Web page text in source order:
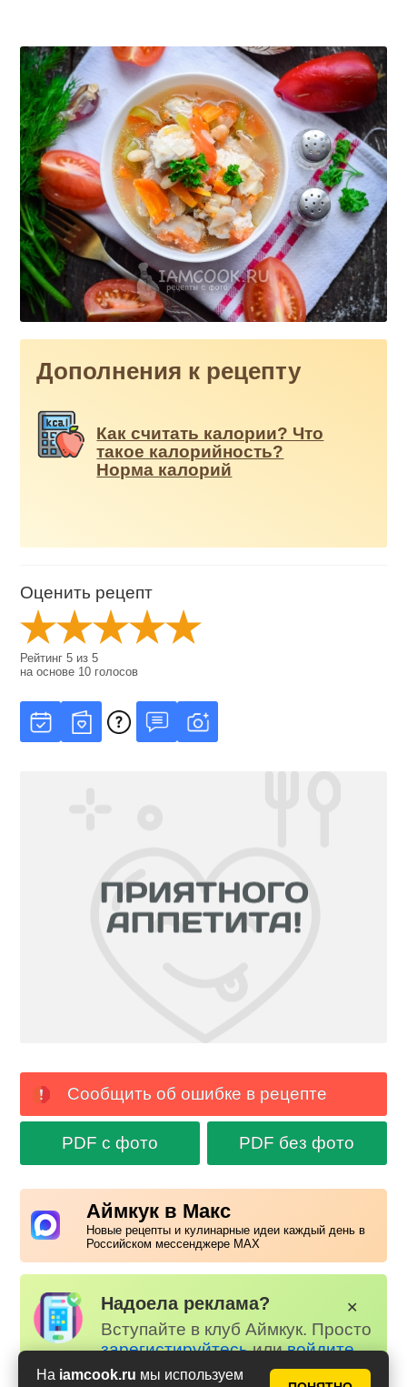
На iamcook.ru мы используем
Дополнения к рецепту
Как считать калории? Что
такое калорийность?
Норма калорий
Оценить рецепт
Рейтинг5 из5
на основе 10 голосов
Сообщить об ошибке в рецепте
PDF с фото PDF без фото
Аймкук в Макс
Новые рецепты и кулинарные идеи каждый день в
Российском мессенджере MAX
Надоела реклама?
Вступайте в клуб Аймкук. Просто
зарегистируйтесьиливойдите
на наш сайт через Яндекс или
✕